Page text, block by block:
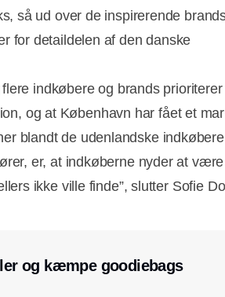
så ud over de inspirerende
for detaildelen af den danske
indkøbere og brands prioriterer
og at København har fået et
blandt de udenlandske indkøbere
er, at indkøberne nyder at
ikke ville finde”, slutter Sofie
og kæmpe goodiebags